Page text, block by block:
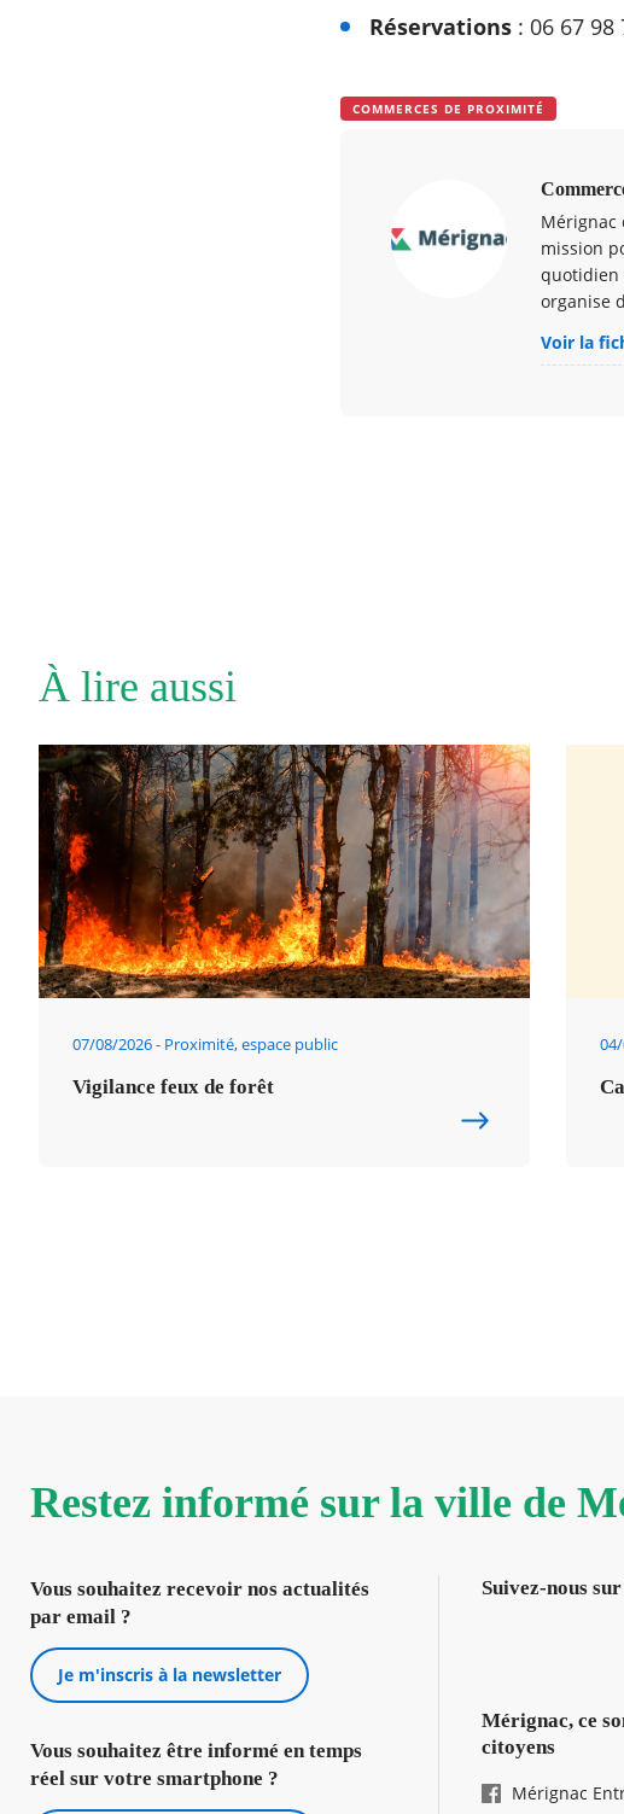
Réservations: 06 67 98
COMMERCES DE PROXIMITÉ
Mérignac
mission
quotidien
organise
Voir la
À lire aussi
07/08/2026 Proximité, espace public
Vigilance feux de forêt
Restez informé sur la ville de
Vous souhaitez recevoir nos actualités
par email ?
Je m'inscris à la newsletter
Vous souhaitez être informé en temps
réel sur votre smartphone ?
Suivez-nous
Mérignac, ce
citoyens
Mérignac